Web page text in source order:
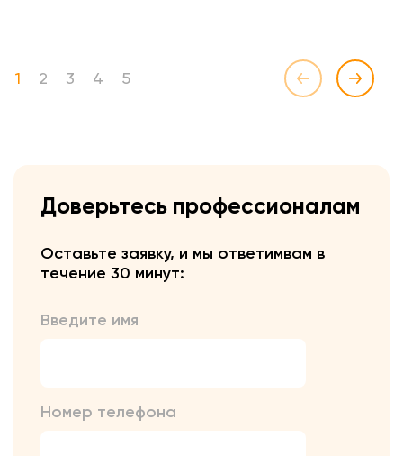
1 2 3 4 5
Доверьтесь профессионалам
Оставьте заявку, и мы ответимвам в
течение 30 минут:
Введите имя
Номер телефона